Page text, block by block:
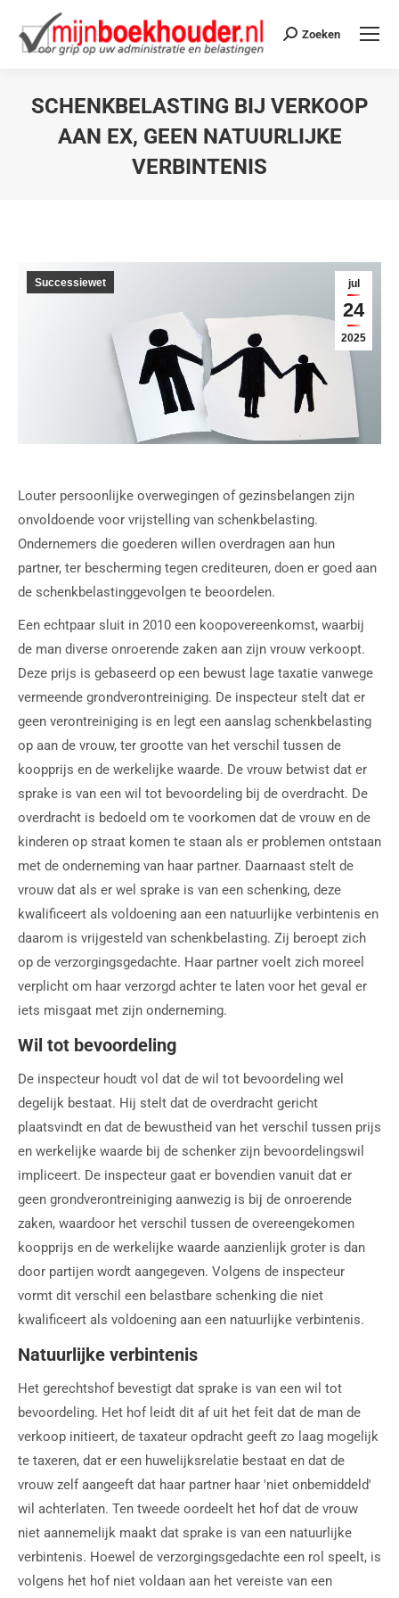
Zoeken
SCHENKBELASTING BIJ VERKOOP
AAN EX, GEEN NATUURLIJKE
VERBINTENIS
jul
24
2025
Successiewet
Louter persoonlijke overwegingen of gezinsbelangen zijn
onvoldoende voor vrijstelling van schenkbelasting.
Ondernemers die goederen willen overdragen aan hun
partner, ter bescherming tegen crediteuren, doen er goed aan
de schenkbelastinggevolgen te beoordelen.
Een echtpaar sluit in 2010 een koopovereenkomst, waarbij
de man diverse onroerende zaken aan zijn vrouw verkoopt.
Deze prijs is gebaseerd op een bewust lage taxatie vanwege
vermeende grondverontreiniging. De inspecteur stelt dat er
geen verontreiniging is en legt een aanslag schenkbelasting
op aan de vrouw, ter grootte van het verschil tussen de
koopprijs en de werkelijke waarde. De vrouw betwist dat er
sprake is van een wil tot bevoordeling bij de overdracht. De
overdracht is bedoeld om te voorkomen dat de vrouw en de
kinderen op straat komen te staan als er problemen ontstaan
met de onderneming van haar partner. Daarnaast stelt de
vrouw dat als er wel sprake is van een schenking, deze
kwalificeert als voldoening aan een natuurlijke verbintenis en
daarom is vrijgesteld van schenkbelasting. Zij beroept zich
op de verzorgingsgedachte. Haar partner voelt zich moreel
verplicht om haar verzorgd achter te laten voor het geval er
iets misgaat met zijn onderneming.
Wil tot bevoordeling
De inspecteur houdt vol dat de wil tot bevoordeling wel
degelijk bestaat. Hij stelt dat de overdracht gericht
plaatsvindt en dat de bewustheid van het verschil tussen prijs
en werkelijke waarde bij de schenker zijn bevoordelingswil
impliceert. De inspecteur gaat er bovendien vanuit dat er
geen grondverontreiniging aanwezig is bij de onroerende
zaken, waardoor het verschil tussen de overeengekomen
koopprijs en de werkelijke waarde aanzienlijk groter is dan
door partijen wordt aangegeven. Volgens de inspecteur
vormt dit verschil een belastbare schenking die niet
kwalificeert als voldoening aan een natuurlijke verbintenis.
Natuurlijke verbintenis
Het gerechtshof bevestigt dat sprake is van een wil tot
bevoordeling. Het hof leidt dit af uit het feit dat de man de
verkoop initieert, de taxateur opdracht geeft zo laag mogelijk
te taxeren, dat er een huwelijksrelatie bestaat en dat de
vrouw zelf aangeeft dat haar partner haar 'niet onbemiddeld'
wil achterlaten. Ten tweede oordeelt het hof dat de vrouw
niet aannemelijk maakt dat sprake is van een natuurlijke
verbintenis. Hoewel de verzorgingsgedachte een rol speelt, is
volgens het hof niet voldaan aan het vereiste van een